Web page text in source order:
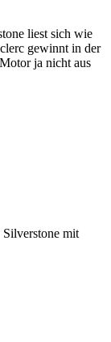
liest sich wie
gewinnt in der
ja nicht aus
mit